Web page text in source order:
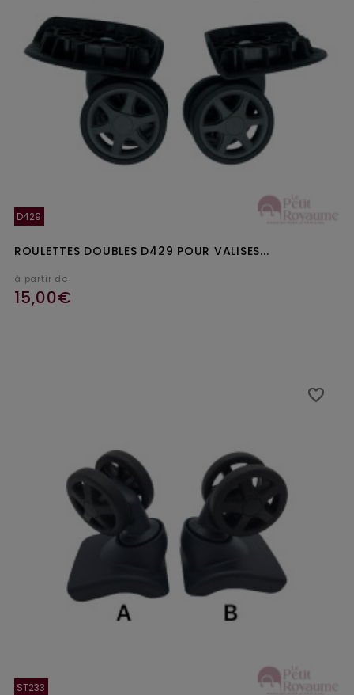
D429
ROULETTES DOUBLES D429 POUR VALISES...
à partir de
15,00€
ST233
favorite_border
favorite_border